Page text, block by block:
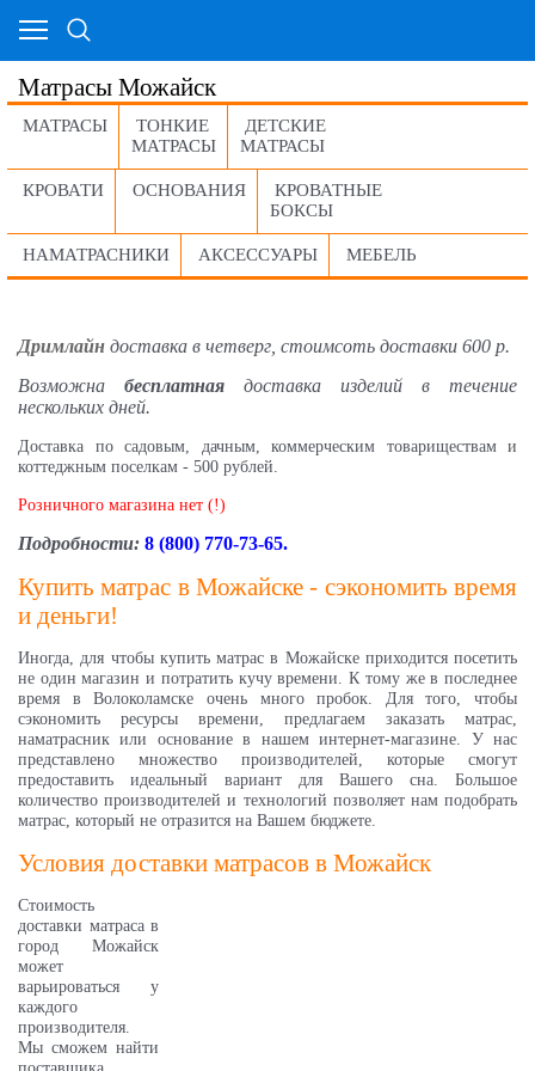
Матрасы Можайск
МАТРАСЫ
ТОНКИЕ
МАТРАСЫ
ДЕТСКИЕ
МАТРАСЫ
КРОВАТИ ОСНОВАНИЯ
КРОВАТНЫЕ
БОКСЫ
НАМАТРАСНИКИ АКСЕССУАРЫ МЕБЕЛЬ
Дримлайн доставка в четверг, стоимсоть доставки 600 р.
Возможна бесплатная доставка изделий в течение
нескольких дней.
Доставка по садовым, дачным, коммерческим товариществам и
коттеджным поселкам - 500 рублей.
Розничного магазина нет (!)
Подробности: 8 (800) 770-73-65.
Купить матрас в Можайске - сэкономить время
и деньги!
Иногда, для чтобы купить матрас в Можайске приходится посетить
не один магазин и потратить кучу времени. К тому же в последнее
время в Волоколамске очень много пробок. Для того, чтобы
сэкономить ресурсы времени, предлагаем заказать матрас,
наматрасник или основание в нашем интернет-магазине. У нас
представлено множество производителей, которые смогут
предоставить идеальный вариант для Вашего сна. Большое
количество производителей и технологий позволяет нам подобрать
матрас, который не отразится на Вашем бюджете.
Условия доставки матрасов в Можайск
Стоимость
доставки матраса в
город Можайск
может
варьироваться у
каждого
производителя.
Мы сможем найти